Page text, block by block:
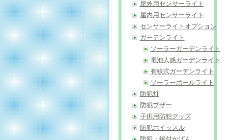
屋外用センサーライト
屋内用センサーライト
センサーライトオプション
ガーデンライト
ソーラーガーデンライト
電池人感ガーデンライト
有線式ガーデンライト
ソーラーボールライト
防犯灯
防犯ブザー
子供用防犯グッズ
防犯ホイッスル